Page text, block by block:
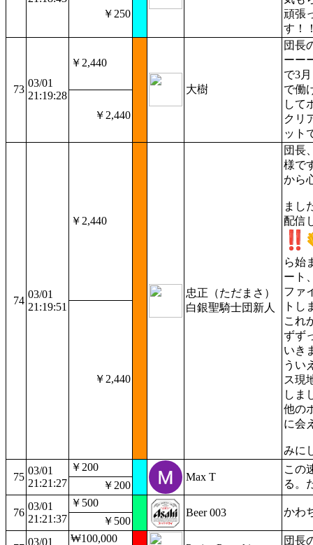
頑張
す！
￥250
73
03/01
21:19:28
￥2,440
大樹
団長
ーー
で3
で働
して
クリ
ット
￥2,440
74
03/01
21:19:51
￥2,440
忠正（ただまさ）
白銀聖騎士団新人
団長
様で
から
まし
配信
ら始
ート
ファ
トし
これ
ずず
いき
うい
ス現
しま
他の
に会
みに
￥2,440
75
03/01
21:21:27
￥200
Max T
この
る。
￥200
76
03/01
21:21:37
￥500
Beer 003
かわ
￥500
03/01
₩100,000
団長